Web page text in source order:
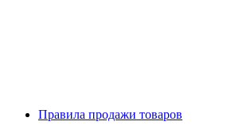
Правила продажи товаров